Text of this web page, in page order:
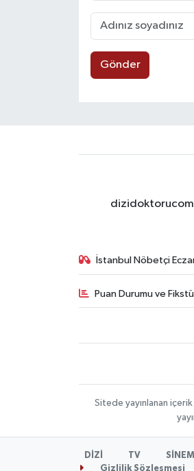
Gönder
İstanbul Nöbetçi
Puan Durumu ve
Sitede yayınlanan
DİZİ TV
Gizlilik Sözleşmesi